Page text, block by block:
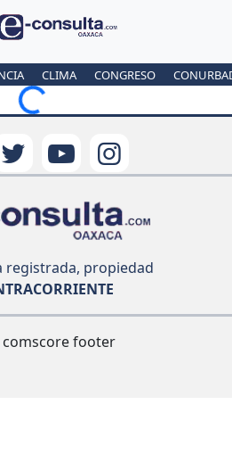
CLIMA CONGRESO
Loading...
registrada, propiedad